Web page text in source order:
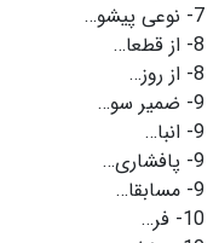
7- نوعی پیشو…
8- از قطعا…
8- از روز…
9- ضمیر سو…
9- انبا…
9- پافشاری…
9- مسابقا…
10- فر…